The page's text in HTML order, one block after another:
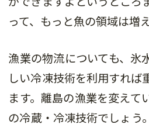
って、もっと魚の領域は増
漁業の物流についても、氷
しい冷凍技術を利用すれば
ます。離島の漁業を変えて
の冷蔵・冷凍技術でしょう